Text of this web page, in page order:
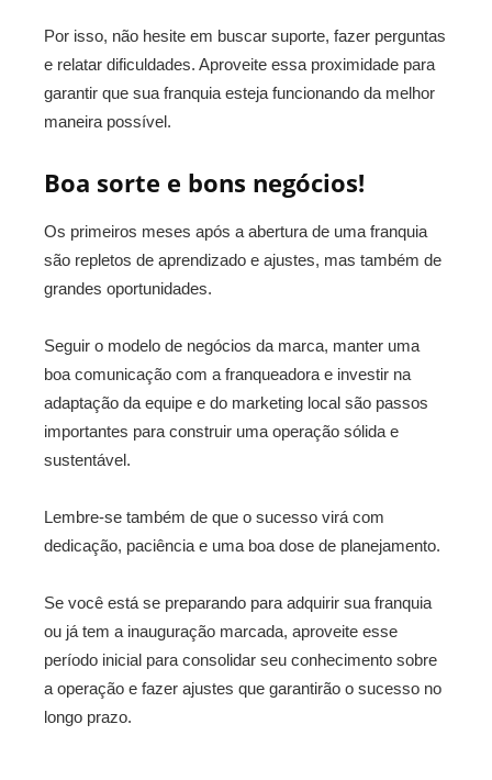
Por isso, não hesite em buscar suporte, fazer perguntas
e relatar dificuldades. Aproveite essa proximidade para
garantir que sua franquia esteja funcionando da melhor
maneira possível.
Boa sorte e bons negócios!
Os primeiros meses após a abertura de uma franquia
são repletos de aprendizado e ajustes, mas também de
grandes oportunidades.
Seguir o modelo de negócios da marca, manter uma
boa comunicação com a franqueadora e investir na
adaptação da equipe e do marketing local são passos
importantes para construir uma operação sólida e
sustentável.
Lembre-se também de que o sucesso virá com
dedicação, paciência e uma boa dose de planejamento.
Se você está se preparando para adquirir sua franquia
ou já tem a inauguração marcada, aproveite esse
período inicial para consolidar seu conhecimento sobre
a operação e fazer ajustes que garantirão o sucesso no
longo prazo.